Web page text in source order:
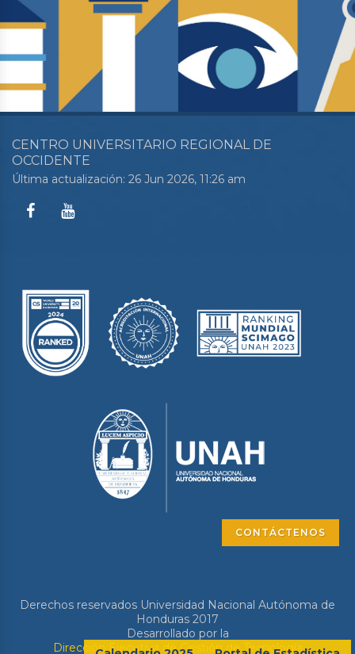
CENTRO UNIVERSITARIO REGIONAL DE
OCCIDENTE
Última actualización: 26 Jun 2026, 11:26 am
CONTÁCTENOS
Derechos reservados Universidad Nacional Autónoma de
Honduras 2017
Desarrollado por la
Dirección Ejecutiva de Gestión de Tecnología